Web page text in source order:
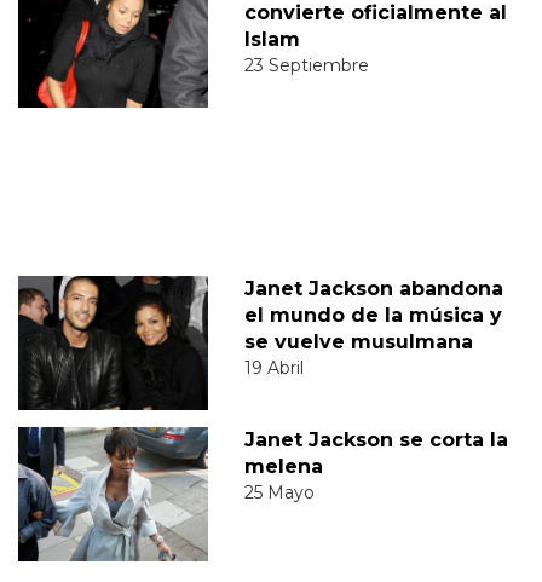
convierte oficialmente al
Islam
23 Septiembre
Janet Jackson abandona
el mundo de la música y
se vuelve musulmana
19 Abril
Janet Jackson se corta la
melena
25 Mayo